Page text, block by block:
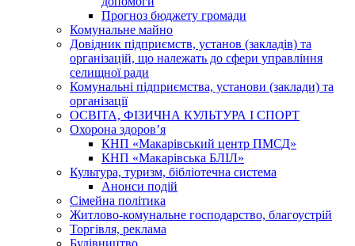
Прогноз бюджету громади
Комунальне майно
Довідник підприємств, установ (закладів) та
організацій, що належать до сфери управління
селищної ради
Комунальні підприємства, установи (заклади) та
організації
ОСВІТА, ФІЗИЧНА КУЛЬТУРА І СПОРТ
Охорона здоров’я
КНП «Макарівський центр ПМСД»
КНП «Макарівська БЛІЛ»
Культура, туризм, бібліотечна система
Анонси подій
Сімейна політика
Житлово-комунальне господарство, благоустрій
Торгівля, реклама
Будівництво